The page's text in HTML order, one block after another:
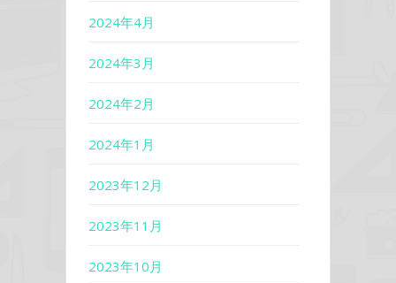
2024年4月
2024年3月
2024年2月
2024年1月
2023年12月
2023年11月
2023年10月